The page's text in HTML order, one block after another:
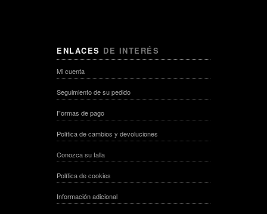
ENLACES DE INTERÉS
Mi cuenta
Seguimiento de su pedido
Formas de pago
Política de cambios y devoluciones
Conozca su talla
Política de cookies
Información adicional